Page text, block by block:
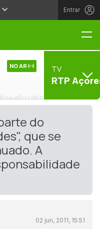
Entrar
NO AR TV
RTP
do
que se
A
02 jun, 2011, 15:51